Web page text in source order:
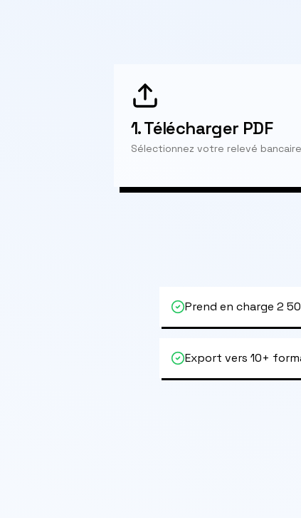
1.Télécharger PDF
Sélectionnez votre relevé
Prend en charge 2
Export vers 10+